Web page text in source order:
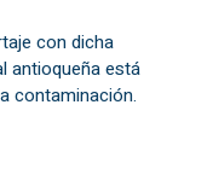
con dicha
antioqueña está
contaminación.